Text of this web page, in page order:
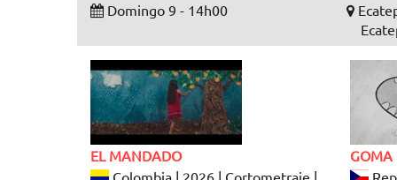
Domingo 9 - 14h00
EL MANDADO
GOMA